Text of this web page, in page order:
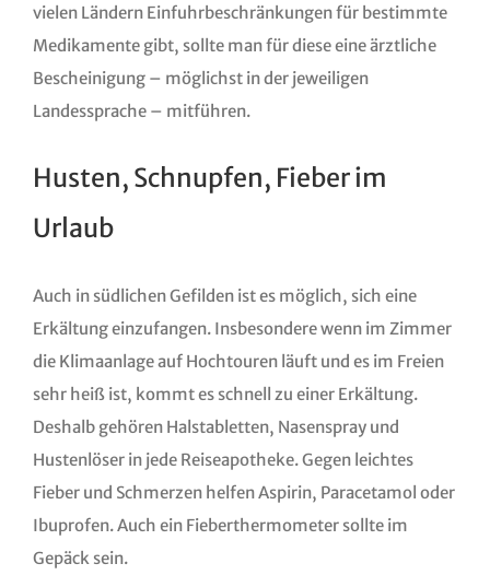
vielen Ländern Einfuhrbeschränkungen für bestimmte
Medikamente gibt, sollte man für diese eine ärztliche
Bescheinigung – möglichst in der jeweiligen
Landessprache – mitführen.
Husten, Schnupfen, Fieber im
Urlaub
Auch in südlichen Gefilden ist es möglich, sich eine
Erkältung einzufangen. Insbesondere wenn im Zimmer
die Klimaanlage auf Hochtouren läuft und es im Freien
sehr heiß ist, kommt es schnell zu einer Erkältung.
Deshalb gehören Halstabletten, Nasenspray und
Hustenlöser in jede Reiseapotheke. Gegen leichtes
Fieber und Schmerzen helfen Aspirin, Paracetamol oder
Ibuprofen. Auch ein Fieberthermometer sollte im
Gepäck sein.